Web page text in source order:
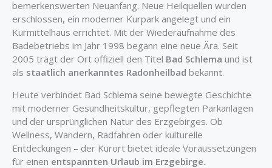
bemerkenswerten Neuanfang. Neue Heilquellen wurden
erschlossen, ein moderner Kurpark angelegt und ein
Kurmittelhaus errichtet. Mit der Wiederaufnahme des
Badebetriebs im Jahr 1998 begann eine neue Ära. Seit
2005 trägt der Ort offiziell den Titel Bad Schlema und ist
als staatlich anerkanntes Radonheilbad bekannt.
Heute verbindet Bad Schlema seine bewegte Geschichte
mit moderner Gesundheitskultur, gepflegten Parkanlagen
und der ursprünglichen Natur des Erzgebirges. Ob
Wellness, Wandern, Radfahren oder kulturelle
Entdeckungen – der Kurort bietet ideale Voraussetzungen
für einen entspannten Urlaub im Erzgebirge.